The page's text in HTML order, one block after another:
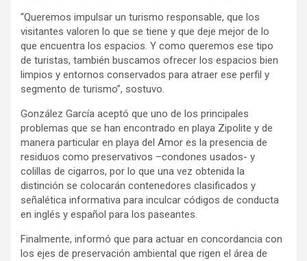
“Queremos impulsar un turismo responsable, que los
visitantes valoren lo que se tiene y que deje mejor de lo
que encuentra los espacios. Y como queremos ese tipo
de turistas, también buscamos ofrecer los espacios bien
limpios y entornos conservados para atraer ese perfil y
segmento de turismo”, sostuvo.
González García aceptó que uno de los principales
problemas que se han encontrado en playa Zipolite y de
manera particular en playa del Amor es la presencia de
residuos como preservativos –condones usados- y
colillas de cigarros, por lo que una vez obtenida la
distinción se colocarán contenedores clasificados y
señalética informativa para inculcar códigos de conducta
en inglés y español para los paseantes.
Finalmente, informó que para actuar en concordancia con
los ejes de preservación ambiental que rigen el área de